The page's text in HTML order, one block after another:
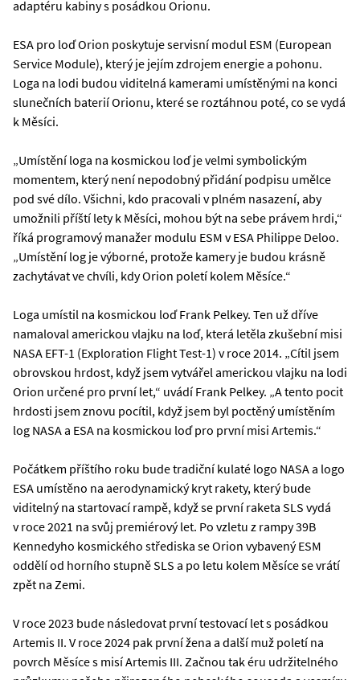
adaptéru kabiny s posádkou Orionu.
ESA pro loď Orion poskytuje servisní modul ESM (European
Service Module), který je jejím zdrojem energie a pohonu.
Loga na lodi budou viditelná kamerami umístěnými na konci
slunečních baterií Orionu, které se roztáhnou poté, co se vydá
k Měsíci.
„Umístění loga na kosmickou loď je velmi symbolickým
momentem, který není nepodobný přidání podpisu umělce
pod své dílo. Všichni, kdo pracovali v plném nasazení, aby
umožnili příští lety k Měsíci, mohou být na sebe právem hrdi,“
říká programový manažer modulu ESM v ESA Philippe Deloo.
„Umístění log je výborné, protože kamery je budou krásně
zachytávat ve chvíli, kdy Orion poletí kolem Měsíce.“
Loga umístil na kosmickou loď Frank Pelkey. Ten už dříve
namaloval americkou vlajku na loď, která letěla zkušební misi
NASA EFT-1 (Exploration Flight Test-1) v roce 2014. „Cítil jsem
obrovskou hrdost, když jsem vytvářel americkou vlajku na lodi
Orion určené pro první let,“ uvádí Frank Pelkey. „A tento pocit
hrdosti jsem znovu pocítil, když jsem byl poctěný umístěním
log NASA a ESA na kosmickou loď pro první misi Artemis.“
Počátkem příštího roku bude tradiční kulaté logo NASA a logo
ESA umístěno na aerodynamický kryt rakety, který bude
viditelný na startovací rampě, když se první raketa SLS vydá
v roce 2021 na svůj premiérový let. Po vzletu z rampy 39B
Kennedyho kosmického střediska se Orion vybavený ESM
oddělí od horního stupně SLS a po letu kolem Měsíce se vrátí
zpět na Zemi.
V roce 2023 bude následovat první testovací let s posádkou
Artemis II. V roce 2024 pak první žena a další muž poletí na
povrch Měsíce s misí Artemis III. Začnou tak éru udržitelného